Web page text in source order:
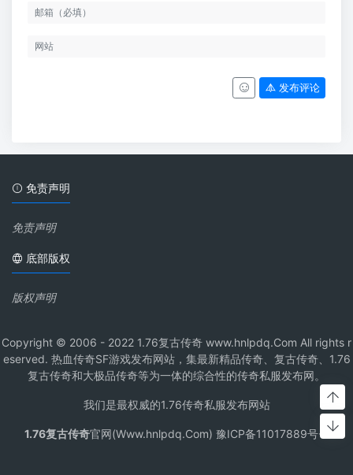
发布评论
免责声明
免责声明
底部版权
版权声明
Copyright © 2006 - 2022 1.76复古传奇 www.hnlpdq.Com All rights r
eserved. 热血传奇SF游戏发布网站，集最新精品传奇、复古传奇、1.76
复古传奇和大极品传奇等为一体的综合性的传奇私服发布网。
我们是最权威的1.76传奇私服发布网站
1.76复古传奇官网(Www.hnlpdq.Com) 豫ICP备11017889号-1